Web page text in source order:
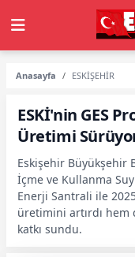
Anasayfa ESKİŞEHİR
ESKİ'nin GES
Üretimi
Eskişehir Büyükşehir
İçme ve Kullanma
Enerji Santrali ile
üretimini artırdı hem
katkı sundu.